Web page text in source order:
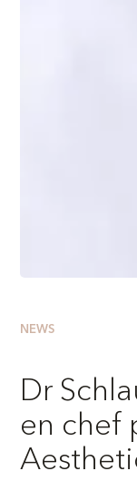
NEWS
Dr
en chef